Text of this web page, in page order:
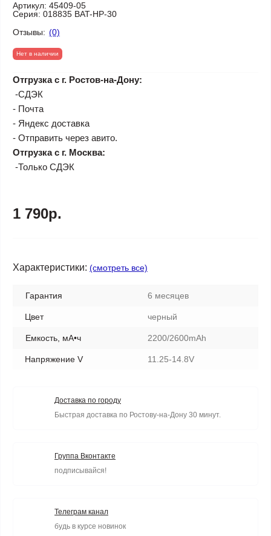
Артикул: 45409-05
Серия: 018835 BAT-HP-30
Отзывы: (0)
Нет в наличии
Отгрузка с г. Ростов-на-Дону:
-СДЭК
- Почта
- Яндекс доставка
- Отправить через авито.
Отгрузка с г. Москва:
-Только СДЭК
1 790р.
Характеристики: (смотреть все)
Гарантия 6 месяцев
Цвет черный
Емкость, мА•ч 2200/2600mAh
Напряжение V 11.25-14.8V
Доставка по городу
Быстрая доставка по Ростову-на-Дону 30 минут.
Группа Вконтакте
подписывайся!
Телеграм канал
будь в курсе новинок